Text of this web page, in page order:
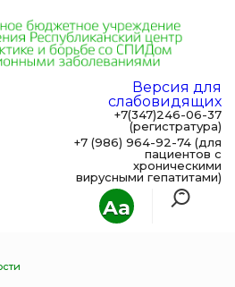
Aa
Версия для
слабовидящих
+7(347)246-06-37
(регистратура)
+7 (986) 964-92-74 (для
пациентов с
хроническими
вирусными гепатитами)